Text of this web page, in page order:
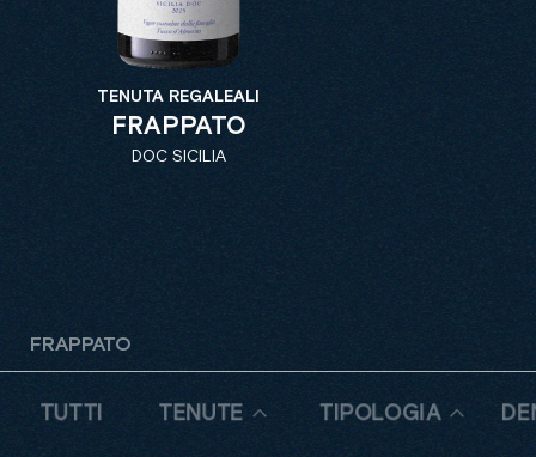
TENUTA REGALEALI
FRAPPATO
DOC SICILIA
FRAPPATO
TUTTI TENUTE TIPOLOGIA